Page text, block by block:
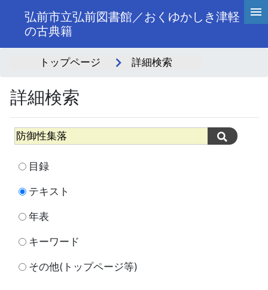
弘前市立弘前図書館／おくゆかしき津軽
の古典籍
トップページ 詳細検索
詳細検索
目録
テキスト
年表
キーワード
その他(トップページ等)